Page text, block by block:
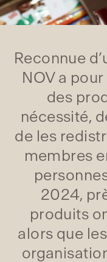
Reconnue
NOV a
des
nécessité,
de les
membres
2024,
produits
alors que